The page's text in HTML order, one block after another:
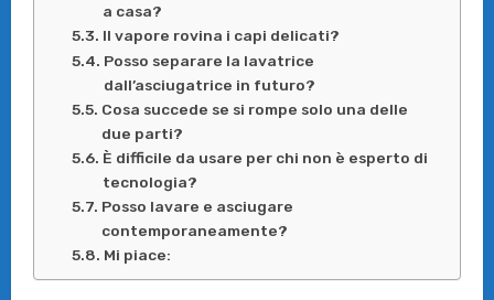
a casa?
Il vapore rovina i capi delicati?
Posso separare la lavatrice
dall’asciugatrice in futuro?
Cosa succede se si rompe solo una delle
due parti?
È difficile da usare per chi non è esperto di
tecnologia?
Posso lavare e asciugare
contemporaneamente?
Mi piace: